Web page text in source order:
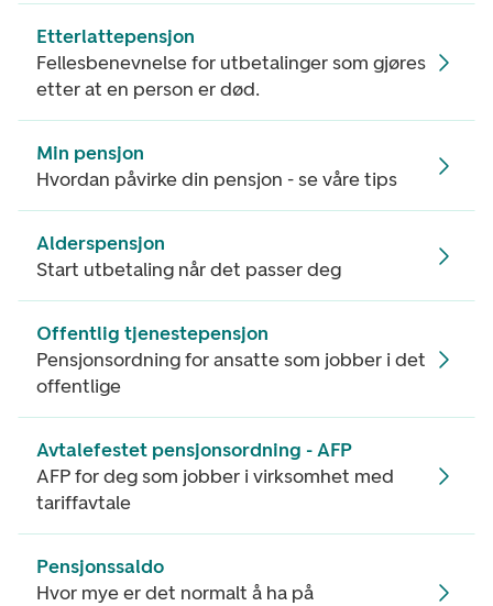
Etterlattepensjon
Fellesbenevnelse for utbetalinger som gjøres
etter at en person er død.
Min pensjon
Hvordan påvirke din pensjon - se våre tips
Alderspensjon
Start utbetaling når det passer deg
Offentlig tjenestepensjon
Pensjonsordning for ansatte som jobber i det
offentlige
Avtalefestet pensjonsordning - AFP
AFP for deg som jobber i virksomhet med
tariffavtale
Pensjonssaldo
Hvor mye er det normalt å ha på